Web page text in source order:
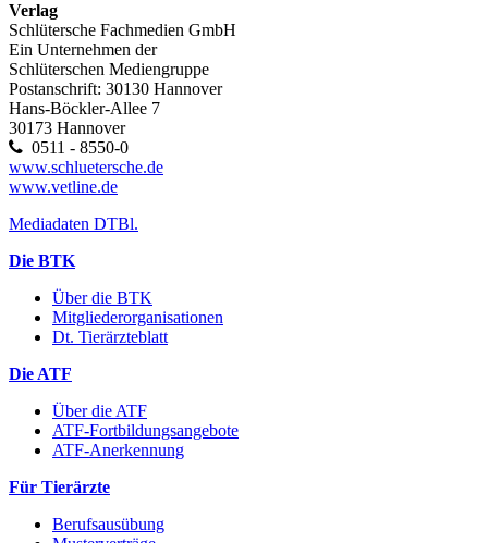
Verlag
Schlütersche Fachmedien GmbH
Ein Unternehmen der
Schlüterschen Mediengruppe
Postanschrift: 30130 Hannover
Hans-Böckler-Allee 7
30173 Hannover
0511 - 8550-0
www.schluetersche.de
www.vetline.de
Mediadaten DTBl.
Die BTK
Über die BTK
Mitgliederorganisationen
Dt. Tierärzteblatt
Die ATF
Über die ATF
ATF-Fortbildungsangebote
ATF-Anerkennung
Für Tierärzte
Berufsausübung